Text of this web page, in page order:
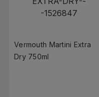
Vermouth Martini Extra
Dry 750ml